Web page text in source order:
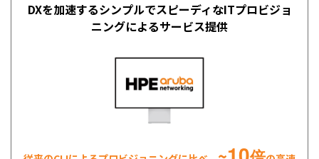
DXを加速するシンプルでスピーディなITプロビジョ
ニングによるサービス提供